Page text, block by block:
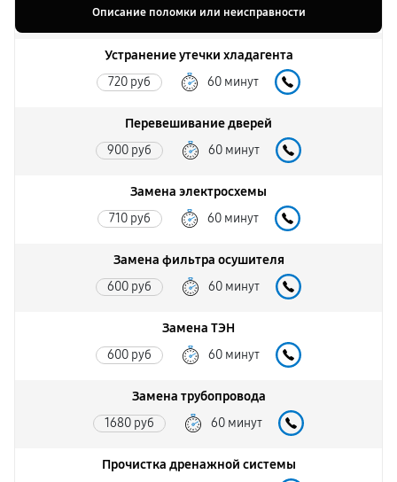
Описание поломки или неисправности
Устранение утечки хладагента
720 руб 60 минут
Перевешивание дверей
900 руб 60 минут
Замена электросхемы
710 руб 60 минут
Замена фильтра осушителя
600 руб 60 минут
Замена ТЭН
600 руб 60 минут
Замена трубопровода
1680 руб 60 минут
Прочистка дренажной системы